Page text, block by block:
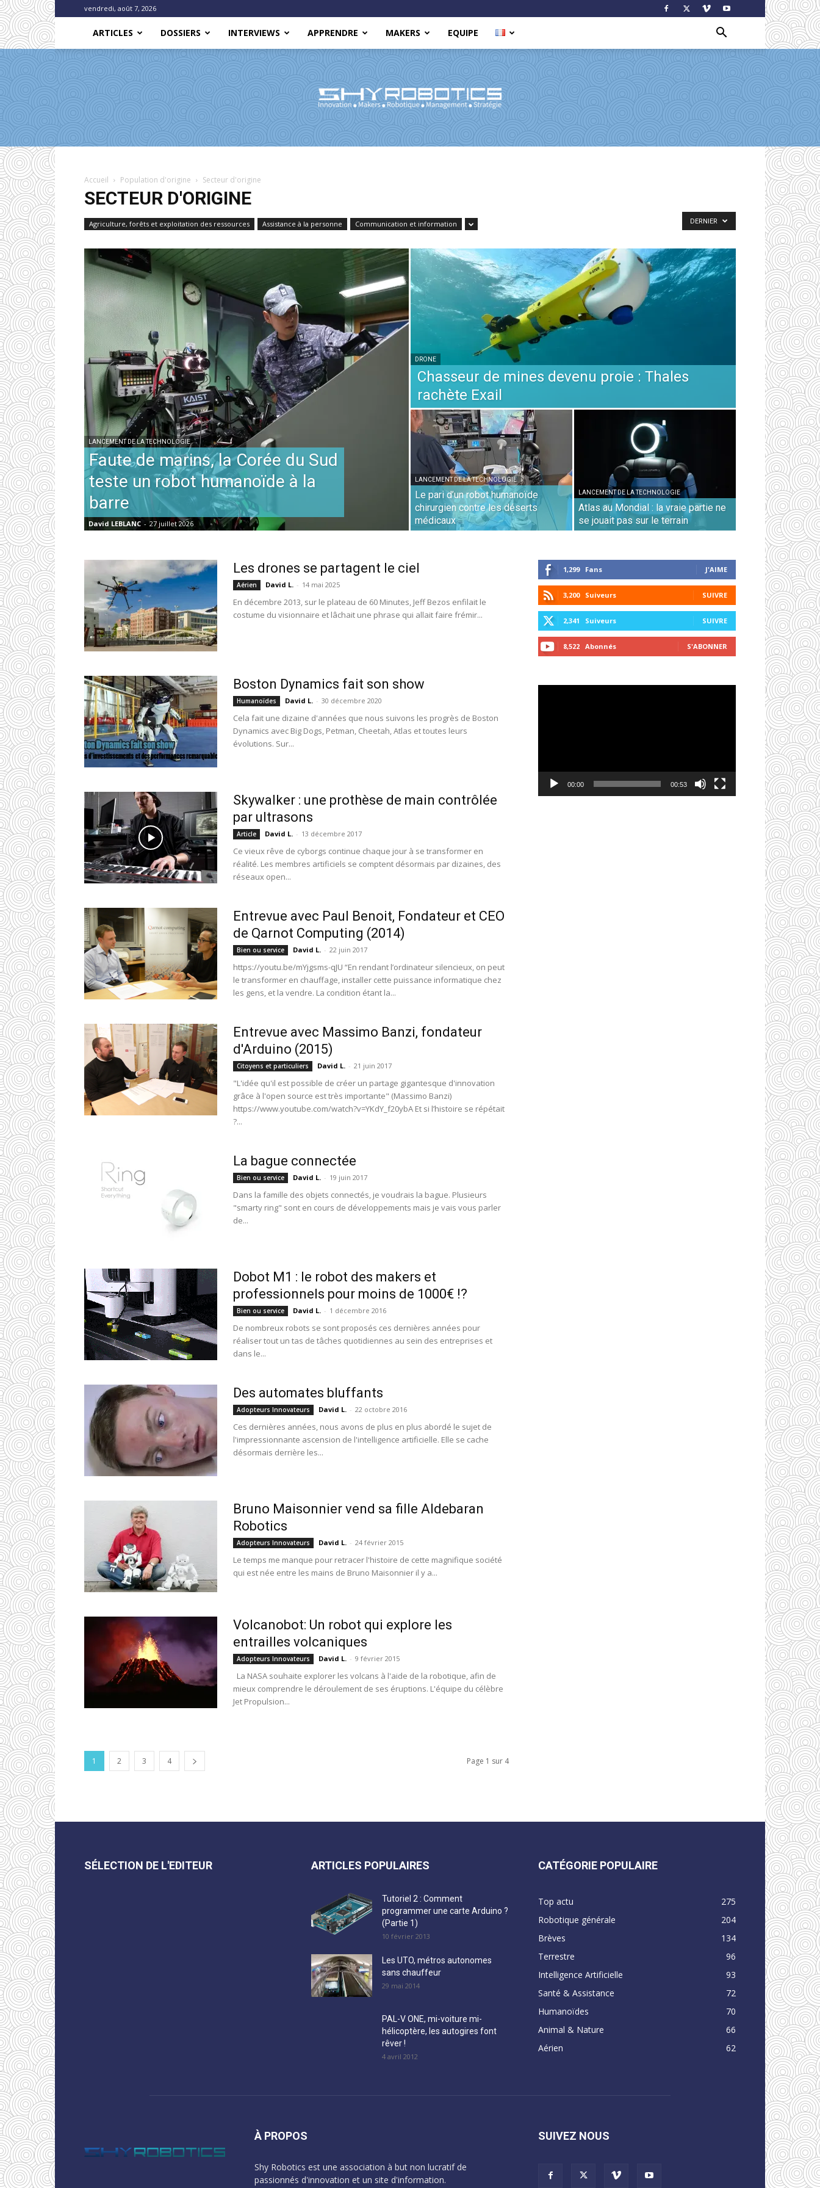
vendredi, août 7, 2026
ARTICLES DOSSIERS INTERVIEWS APPRENDRE MAKERS EQUIPE
Robotics
Accueil Population d'origine Secteur d'origine
SECTEUR D'ORIGINE
Agriculture, forêts et exploitation des ressources Assistance à la personne Communication et information DERNIER
LANCEMENT DE LA TECHNOLOGIE
Faute de marins, la Corée du Sud
teste un robot humanoïde à la
barre
David LEBLANC - 27 juillet 2026
DRONE
Chasseur de mines devenu proie : Thales
rachète Exail
LANCEMENT DE LA TECHNOLOGIE
Le pari d’un robot humanoïde
chirurgien contre les déserts
médicaux
LANCEMENT DE LA TECHNOLOGIE
Atlas au Mondial : la vraie partie ne
se jouait pas sur le terrain
Les drones se partagent le ciel
Aérien David L. - 14 mai 2025
En décembre 2013, sur le plateau de 60 Minutes, Jeff Bezos enfilait le
costume du visionnaire et lâchait une phrase qui allait faire frémir...
Boston Dynamics fait son show
Humanoïdes David L. - 30 décembre 2020
Cela fait une dizaine d'années que nous suivons les progrès de Boston
Dynamics avec Big Dogs, Petman, Cheetah, Atlas et toutes leurs
évolutions. Sur...
Skywalker : une prothèse de main contrôlée
par ultrasons
Article David L. - 13 décembre 2017
Ce vieux rêve de cyborgs continue chaque jour à se transformer en
réalité. Les membres artificiels se comptent désormais par dizaines, des
réseaux open...
Entrevue avec Paul Benoit, Fondateur et CEO
de Qarnot Computing (2014)
Bien ou service David L. - 22 juin 2017
https://youtu.be/mYjgsms-qJU “En rendant l’ordinateur silencieux, on peut
le transformer en chauffage, installer cette puissance informatique chez
les gens, et la vendre. La condition étant la...
Entrevue avec Massimo Banzi, fondateur
d'Arduino (2015)
Citoyens et particuliers David L. - 21 juin 2017
"L'idée qu'il est possible de créer un partage gigantesque d'innovation
grâce à l'open source est très importante" (Massimo Banzi)
https://www.youtube.com/watch?v=YKdY_f20ybA Et si l’histoire se répétait
?...
La bague connectée
Bien ou service David L. - 19 juin 2017
Dans la famille des objets connectés, je voudrais la bague. Plusieurs
"smarty ring" sont en cours de développements mais je vais vous parler
de...
Dobot M1 : le robot des makers et
professionnels pour moins de 1000€ !?
Bien ou service David L. - 1 décembre 2016
De nombreux robots se sont proposés ces dernières années pour
réaliser tout un tas de tâches quotidiennes au sein des entreprises et
dans le...
Des automates bluffants
Adopteurs Innovateurs David L. - 22 octobre 2016
Ces dernières années, nous avons de plus en plus abordé le sujet de
l'impressionnante ascension de l'intelligence artificielle. Elle se cache
désormais derrière les...
Bruno Maisonnier vend sa fille Aldebaran
Robotics
Adopteurs Innovateurs David L. - 24 février 2015
Le temps me manque pour retracer l'histoire de cette magnifique société
qui est née entre les mains de Bruno Maisonnier il y a...
Volcanobot: Un robot qui explore les
entrailles volcaniques
Adopteurs Innovateurs David L. - 9 février 2015
La NASA souhaite explorer les volcans à l'aide de la robotique, afin de
mieux comprendre le déroulement de ses éruptions. L'équipe du célèbre
Jet Propulsion...
1 2 3 4 Page 1 sur 4
1,299 Fans J'AIME
3,200 Suiveurs SUIVRE
2,341 Suiveurs SUIVRE
8,522 Abonnés S'ABONNER
00:00 00:53
SÉLECTION DE L'EDITEUR ARTICLES POPULAIRES
Tutoriel 2 : Comment
programmer une carte Arduino ?
(Partie 1)
10 février 2013
Les UTO, métros autonomes
sans chauffeur
29 mai 2014
PAL-V ONE, mi-voiture mi-
hélicoptère, les autogires font
rêver !
4 avril 2012
CATÉGORIE POPULAIRE
Top actu
275
Robotique générale
204
Brèves
134
Terrestre
96
Intelligence Artificielle
93
Santé & Assistance
72
Humanoïdes
70
Animal & Nature
66
Aérien
62
À PROPOS
Shy Robotics est une association à but non lucratif de
passionnés d'innovation et un site d'information.
SUIVEZ NOUS